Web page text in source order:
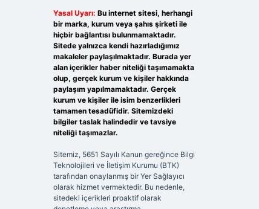
Yasal Uyarı: Bu internet sitesi, herhangi
bir marka, kurum veya şahıs şirketi ile
hiçbir bağlantısı bulunmamaktadır.
Sitede yalnızca kendi hazırladığımız
makaleler paylaşılmaktadır. Burada yer
alan içerikler haber niteliği taşımamakta
olup, gerçek kurum ve kişiler hakkında
paylaşım yapılmamaktadır. Gerçek
kurum ve kişiler ile isim benzerlikleri
tamamen tesadüfidir. Sitemizdeki
bilgiler taslak halindedir ve tavsiye
niteliği taşımazlar.
Sitemiz, 5651 Sayılı Kanun gereğince Bilgi
Teknolojileri ve İletişim Kurumu (BTK)
tarafından onaylanmış bir Yer Sağlayıcı
olarak hizmet vermektedir. Bu nedenle,
sitedeki içerikleri proaktif olarak